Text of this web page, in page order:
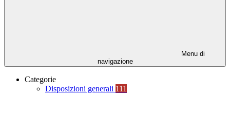
Menu di
navigazione
Categorie
Disposizioni generali 111